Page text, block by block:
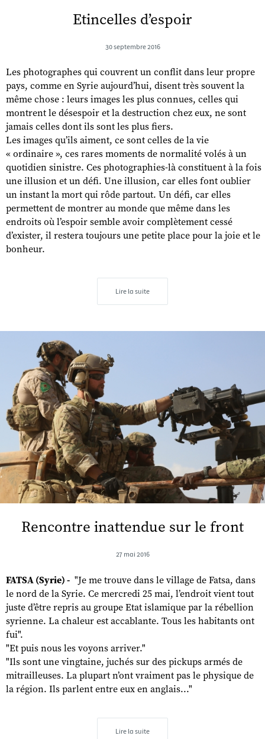
Etincelles d’espoir
30 septembre 2016
Les photographes qui couvrent un conflit dans leur propre
pays, comme en Syrie aujourd’hui, disent très souvent la
même chose : leurs images les plus connues, celles qui
montrent le désespoir et la destruction chez eux, ne sont
jamais celles dont ils sont les plus fiers.
Les images qu’ils aiment, ce sont celles de la vie
« ordinaire », ces rares moments de normalité volés à un
quotidien sinistre. Ces photographies-là constituent à la fois
une illusion et un défi. Une illusion, car elles font oublier
un instant la mort qui rôde partout. Un défi, car elles
permettent de montrer au monde que même dans les
endroits où l’espoir semble avoir complètement cessé
d’exister, il restera toujours une petite place pour la joie et le
bonheur.
Lire la suite
Rencontre inattendue sur le front
27 mai 2016
FATSA (Syrie) - "Je me trouve dans le village de Fatsa, dans
le nord de la Syrie. Ce mercredi 25 mai, l’endroit vient tout
juste d’être repris au groupe Etat islamique par la rébellion
syrienne. La chaleur est accablante. Tous les habitants ont
fui".
"Et puis nous les voyons arriver."
"Ils sont une vingtaine, juchés sur des pickups armés de
mitrailleuses. La plupart n’ont vraiment pas le physique de
la région. Ils parlent entre eux en anglais..."
Lire la suite